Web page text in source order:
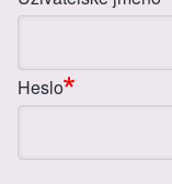
o
Heslo